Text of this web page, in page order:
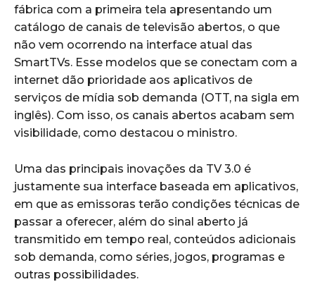
fábrica com a primeira tela apresentando um
catálogo de canais de televisão abertos, o que
não vem ocorrendo na interface atual das
SmartTVs. Esse modelos que se conectam com a
internet dão prioridade aos aplicativos de
serviços de mídia sob demanda (OTT, na sigla em
inglês). Com isso, os canais abertos acabam sem
visibilidade, como destacou o ministro.
Uma das principais inovações da TV 3.0 é
justamente sua interface baseada em aplicativos,
em que as emissoras terão condições técnicas de
passar a oferecer, além do sinal aberto já
transmitido em tempo real, conteúdos adicionais
sob demanda, como séries, jogos, programas e
outras possibilidades.